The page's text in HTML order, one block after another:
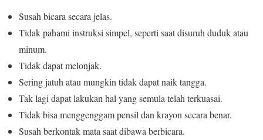
Susah bicara secara jelas.
Tidak pahami instruksi simpel, seperti saat disuruh duduk atau
minum.
Tidak dapat melonjak.
Sering jatuh atau mungkin tidak dapat naik tangga.
Tak lagi dapat lakukan hal yang semula telah terkuasai.
Tidak bisa menggenggam pensil dan krayon secara benar.
Susah berkontak mata saat dibawa berbicara.